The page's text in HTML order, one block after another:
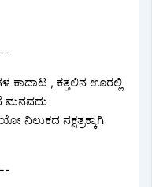
ಕಾದಾಟ , ಕತ್ತಲಿನ ಊರಲ್ಲಿ
ಮನವದು
ನಿಲುಕದ ನಕ್ಷತ್ರಕ್ಕಾಗಿ